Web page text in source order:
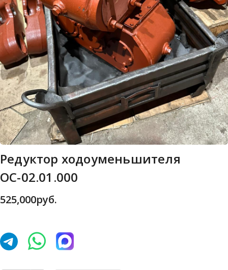
Редуктор ходоуменьшителя
ОС-02.01.000
525,000руб.